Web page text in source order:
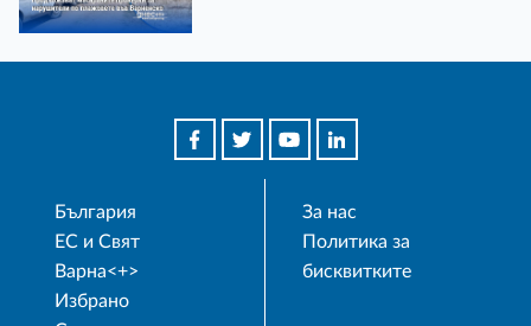
България
ЕС и Свят
Варна<+>
Избрано
За нас
Политика за
бисквитките